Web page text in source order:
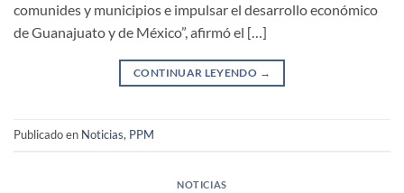
comunides y municipios e impulsar el desarrollo económico
de Guanajuato y de México”, afirmó el […]
CONTINUAR LEYENDO →
Publicado en Noticias, PPM
NOTICIAS